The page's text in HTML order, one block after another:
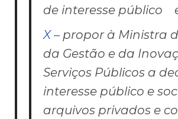
de interesse público
X – propor à Ministra
da Gestão e da
Serviços Públicos a
interesse público e
arquivos privados e